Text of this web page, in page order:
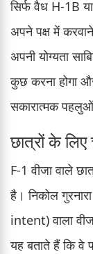
सिर्फ वैध H-1B
अपने पक्ष में
अपनी योग्यता
कुछ करना होगा
सकारात्मक पहलुओं
छात्रों के लिए
F-1 वीजा वाले
है। निकोल
intent) वाला
यह बताते हैं कि वे